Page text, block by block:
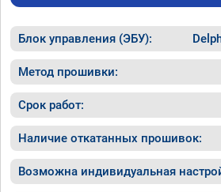
Блок управления (ЭБУ):
Метод прошивки:
Срок работ:
Наличие откатанных прошивок:
Возможна индивидуальная